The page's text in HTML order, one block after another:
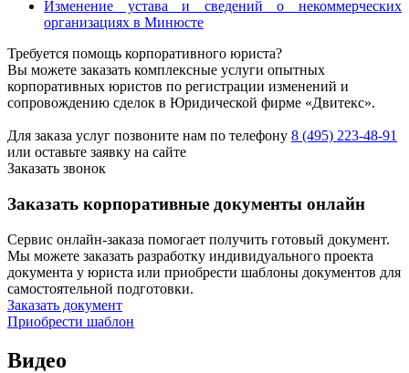
Изменение устава и сведений о некоммерческих
организациях в Минюсте
Требуется помощь корпоративного юриста?
Вы можете заказать комплексные услуги опытных
корпоративных юристов по регистрации изменений и
сопровождению сделок в Юридической фирме «Двитекс».
Для заказа услуг позвоните нам по телефону 8 (495) 223-48-91
или оставьте заявку на сайте
Заказать звонок
Заказать корпоративные документы онлайн
Сервис онлайн-заказа помогает получить готовый документ.
Мы можете заказать разработку индивидуального проекта
документа у юриста или приобрести шаблоны документов для
самостоятельной подготовки.
Заказать документ
Приобрести шаблон
Видео